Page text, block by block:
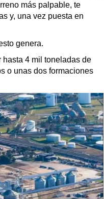
más palpable, te
y, una vez puesta en
genera.
hasta 4 mil toneladas de
o unas dos formaciones